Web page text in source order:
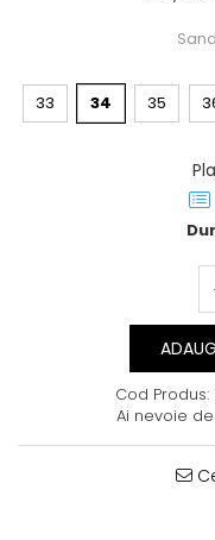
33
34 35
Cod Produs:
Ai nevoie